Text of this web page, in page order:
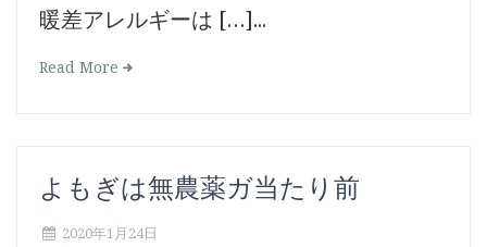
暖差アレルギーは […]...
Read More
よもぎは無農薬ガ当たり前
2020年1月24日